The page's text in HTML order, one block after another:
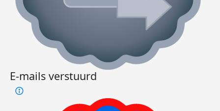
E-mails verstuurd